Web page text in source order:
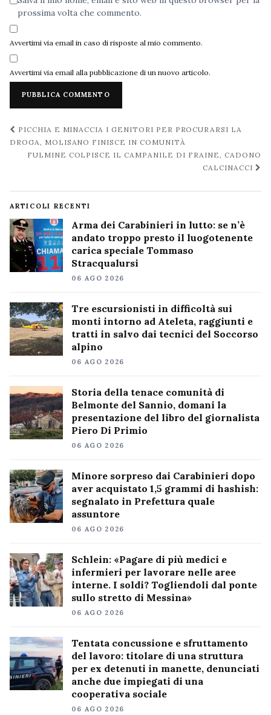
prossima volta che commento.
Avvertimi via email in caso di risposte al mio commento.
Avvertimi via email alla pubblicazione di un nuovo articolo.
Navigazione
post
PICCHIA E MINACCIA I GENITORI PER PROCURARSI LA
DROGA, MOLISANO FINISCE IN COMUNITÀ
FULMINE COLPISCE IL CAMPANILE DI FRAINE, CADONO
CALCINACCI
ARTICOLI RECENTI
Arma dei Carabinieri in lutto: se n’è
andato troppo presto il luogotenente
carica speciale Tommaso
Stracqualursi
06 AGO 2026
Tre escursionisti in difficoltà sui
monti intorno ad Ateleta, raggiunti e
tratti in salvo dai tecnici del Soccorso
alpino
06 AGO 2026
Storia della tenace comunità di
Belmonte del Sannio, domani la
presentazione del libro del giornalista
Piero Di Primio
06 AGO 2026
Minore sorpreso dai Carabinieri dopo
aver acquistato 1,5 grammi di hashish:
segnalato in Prefettura quale
assuntore
06 AGO 2026
Schlein: «Pagare di più medici e
infermieri per lavorare nelle aree
interne. I soldi? Togliendoli dal ponte
sullo stretto di Messina»
06 AGO 2026
Tentata concussione e sfruttamento
del lavoro: titolare di una struttura
per ex detenuti in manette, denunciati
anche due impiegati di una
cooperativa sociale
06 AGO 2026